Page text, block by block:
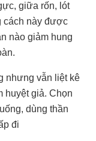
giữa rốn, lót
cách này được
nào giảm hung
nhưng vẫn liệt kê
huyệt giả. Chọn
dùng thần
đi